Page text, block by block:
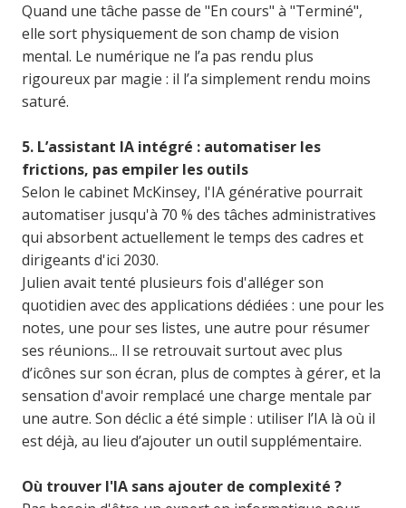
Quand une tâche passe de "En cours" à "Terminé",
elle sort physiquement de son champ de vision
mental. Le numérique ne l’a pas rendu plus
rigoureux par magie : il l’a simplement rendu moins
saturé.
5. L’assistant IA intégré : automatiser les
frictions, pas empiler les outils
Selon le cabinet McKinsey, l'IA générative pourrait
automatiser jusqu'à 70 % des tâches administratives
qui absorbent actuellement le temps des cadres et
dirigeants d'ici 2030.
Julien avait tenté plusieurs fois d'alléger son
quotidien avec des applications dédiées : une pour les
notes, une pour ses listes, une autre pour résumer
ses réunions... Il se retrouvait surtout avec plus
d’icônes sur son écran, plus de comptes à gérer, et la
sensation d'avoir remplacé une charge mentale par
une autre. Son déclic a été simple : utiliser l’IA là où il
est déjà, au lieu d’ajouter un outil supplémentaire.
Où trouver l'IA sans ajouter de complexité ?